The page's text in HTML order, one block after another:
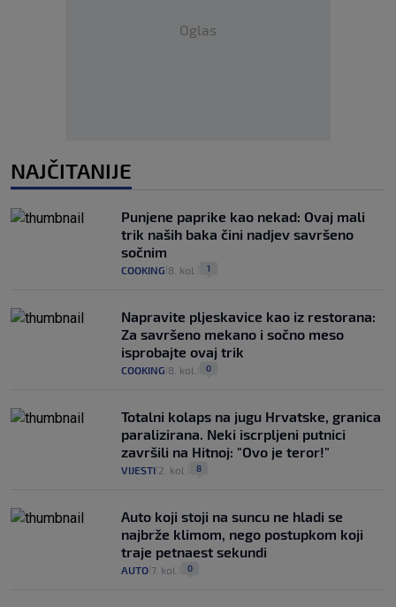
Oglas
NAJČITANIJE
Punjene paprike kao nekad: Ovaj mali
trik naših baka čini nadjev savršeno
sočnim
COOKING 8. kol. 1
Napravite pljeskavice kao iz restorana:
Za savršeno mekano i sočno meso
isprobajte ovaj trik
COOKING 8. kol. 0
Totalni kolaps na jugu Hrvatske, granica
paralizirana. Neki iscrpljeni putnici
završili na Hitnoj: "Ovo je teror!"
VIJESTI 2. kol. 8
Auto koji stoji na suncu ne hladi se
najbrže klimom, nego postupkom koji
traje petnaest sekundi
AUTO 7. kol. 0